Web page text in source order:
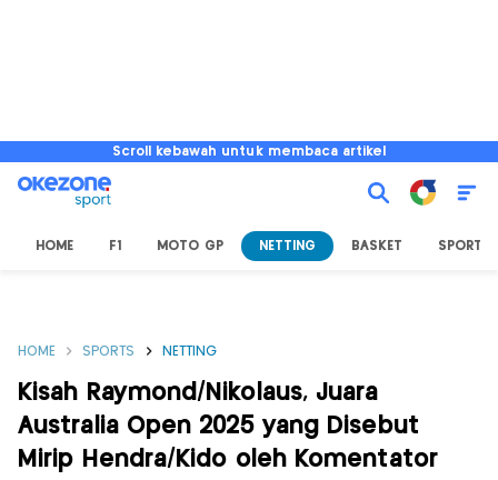
Scroll kebawah untuk membaca artikel
HOME F1 MOTO GP NETTING BASKET SPORT
HOME SPORTS NETTING
Kisah Raymond/Nikolaus, Juara
Australia Open 2025 yang Disebut
Mirip Hendra/Kido oleh Komentator